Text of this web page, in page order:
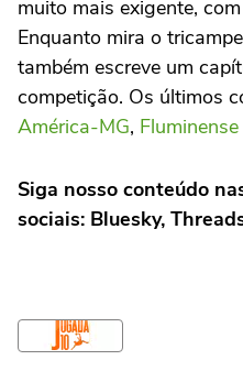
muito mais exigente,
Enquanto mira o
também escreve um
competição. Os últimos
América-MG, Fluminense
Siga nosso conteúdo
sociais: Bluesky,